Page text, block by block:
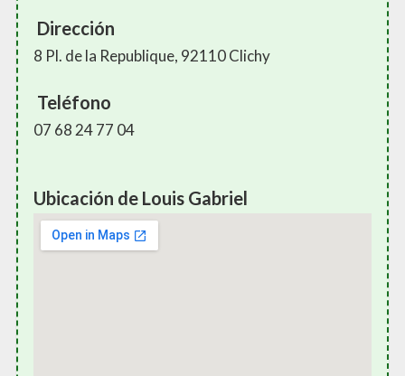
Dirección
8 Pl. de la Republique, 92110 Clichy
Teléfono
07 68 24 77 04
Ubicación de Louis Gabriel